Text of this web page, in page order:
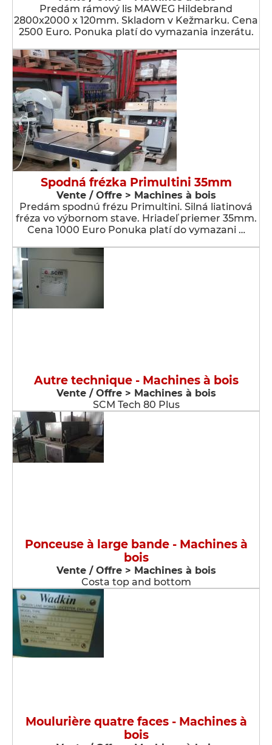
Predám rámový lis MAWEG Hildebrand
2800x2000 x 120mm. Skladom v Kežmarku. Cena
2500 Euro. Ponuka platí do vymazania inzerátu.
Spodná frézka Primultini 35mm
Vente / Offre > Machines à bois
Predám spodnú frézu Primultini. Silná liatinová
fréza vo výbornom stave. Hriadeľ priemer 35mm.
Cena 1000 Euro Ponuka platí do vymazani …
Autre technique - Machines à bois
Vente / Offre > Machines à bois
SCM Tech 80 Plus
Ponceuse à large bande - Machines à
bois
Vente / Offre > Machines à bois
Costa top and bottom
Moulurière quatre faces - Machines à
bois